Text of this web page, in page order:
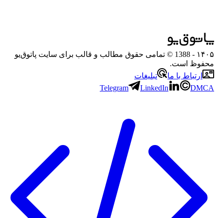
۱۴۰۵
- 1388 © تمامی حقوق مطالب و قالب برای سایت پاتوق‌یو
محفوظ است.
ارتباط با ما
تبلیغات
Telegram
LinkedIn DMCA